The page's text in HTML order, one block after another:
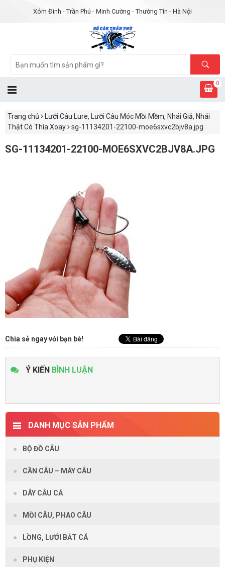
Xóm Đình - Trần Phú - Minh Cường - Thường Tín - Hà Nội
0
Trang chủ
Lưỡi Câu Lure, Lưỡi Câu Móc Mồi Mềm, Nhái Giả, Nhái
Thật Có Thìa Xoay
sg-11134201-22100-moe6sxvc2bjv8a.jpg
SG-11134201-22100-MOE6SXVC2BJV8A.JPG
Chia sẻ ngay với bạn bè!
Ý KIẾN BÌNH LUẬN
DANH MỤC SẢN PHẨM
BỘ ĐỒ CÂU
CẦN CÂU – MÁY CÂU
DÂY CÂU CÁ
MỒI CÂU, PHAO CÂU
LỒNG, LƯỚI BẮT CÁ
PHỤ KIỆN